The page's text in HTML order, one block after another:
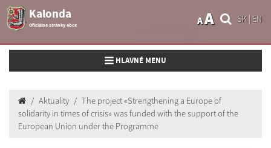
Kalonda
Oficiálne stránky obce
SK| EN
AA
Toggle navigation
HLAVNÉ MENU
Aktuality
The project «Strengthening a Europe of
solidarity in times of crisis» was funded with the support of the
European Union under the Programme